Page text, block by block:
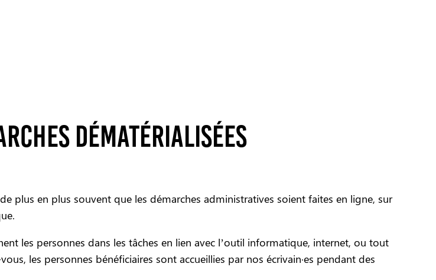
dématérialisées
plus en plus souvent que les démarches administratives soient faites en ligne, sur
les personnes dans les tâches en lien avec l’outil informatique, internet, ou tout
les personnes bénéficiaires sont accueillies par nos écrivain·es pendant des